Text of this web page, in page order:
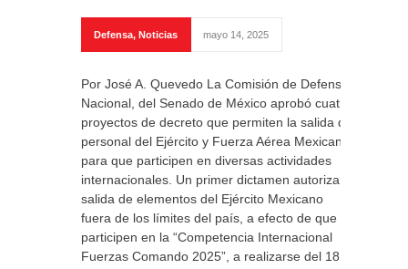
Defensa, Noticias mayo 14, 2025
Por José A. Quevedo La Comisión de Defensa
Nacional, del Senado de México aprobó cuatro
proyectos de decreto que permiten la salida de
personal del Ejército y Fuerza Aérea Mexicana
para que participen en diversas actividades
internacionales. Un primer dictamen autoriza la
salida de elementos del Ejército Mexicano
fuera de los límites del país, a efecto de que
participen en la “Competencia Internacional
Fuerzas Comando 2025”, a realizarse del 18 al